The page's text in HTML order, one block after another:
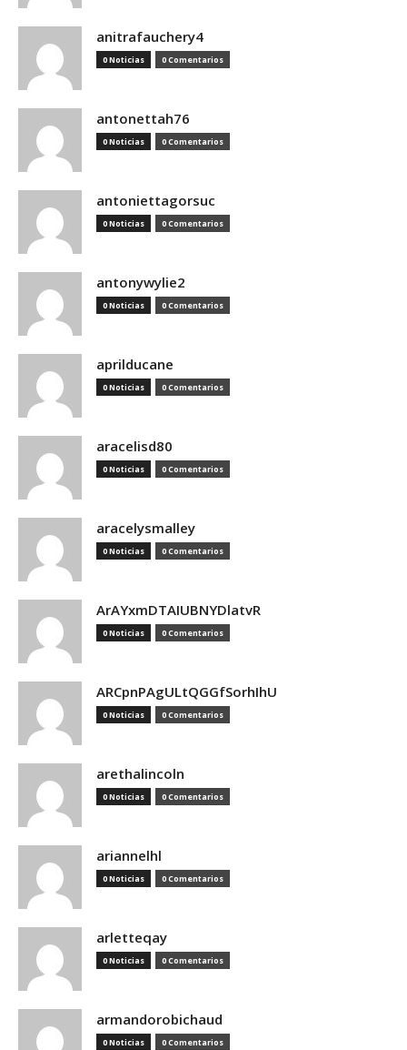
anitrafauchery4
0 Noticias 0 Comentarios
antonettah76
0 Noticias 0 Comentarios
antoniettagorsuc
0 Noticias 0 Comentarios
antonywylie2
0 Noticias 0 Comentarios
aprilducane
0 Noticias 0 Comentarios
aracelisd80
0 Noticias 0 Comentarios
aracelysmalley
0 Noticias 0 Comentarios
ArAYxmDTAIUBNYDlatvR
0 Noticias 0 Comentarios
ARCpnPAgULtQGGfSorhIhU
0 Noticias 0 Comentarios
arethalincoln
0 Noticias 0 Comentarios
ariannelhl
0 Noticias 0 Comentarios
arletteqay
0 Noticias 0 Comentarios
armandorobichaud
0 Noticias 0 Comentarios